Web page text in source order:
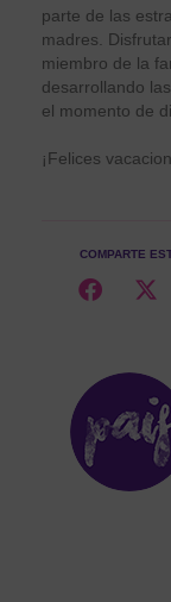
parte de las
madres.
miembro de la
desarrollando
el momento de
¡Felices
COMPARTE